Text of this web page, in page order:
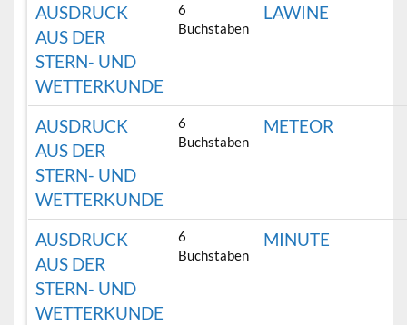
AUSDRUCK
AUS DER
STERN- UND
WETTERKUNDE
6
Buchstaben
LAWINE
AUSDRUCK
AUS DER
STERN- UND
WETTERKUNDE
6
Buchstaben
METEOR
AUSDRUCK
AUS DER
STERN- UND
WETTERKUNDE
6
Buchstaben
MINUTE